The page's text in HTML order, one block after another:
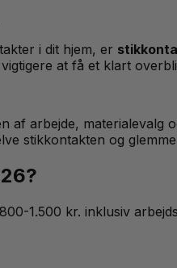
i dit hjem, er
at få et klart
arbejde, materialevalg
stikkontakten og
1.500 kr. inklusiv